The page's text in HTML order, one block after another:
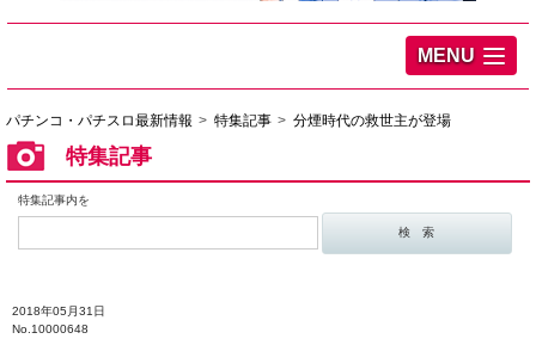
MENU
パチンコ・パチスロ最新情報 特集記事 分煙時代の救世主が登場
特集記事
特集記事内を
2018年05月31日
No.10000648